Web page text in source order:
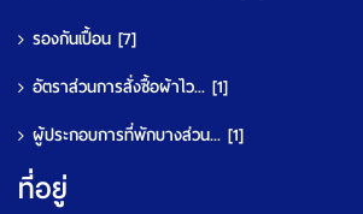
รองกันเปื้อน [7]
อัตราส่วนการสั่งซื้อผ้าไว... [1]
ผู้ประกอบการที่พักบางส่วน... [1]
ที่อยู่